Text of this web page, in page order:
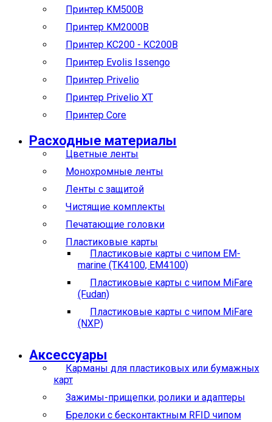
Принтер KM500B
Принтер KM2000B
Принтер KC200 - KC200B
Принтер Evolis Issengo
Принтер Privelio
Принтер Privelio XT
Принтер Core
Расходные материалы
Цветные ленты
Монохромные ленты
Ленты с защитой
Чистящие комплекты
Печатающие головки
Пластиковые карты
Пластиковые карты с чипом EM-
marine (TK4100, EM4100)
Пластиковые карты с чипом MiFare
(Fudan)
Пластиковые карты с чипом MiFare
(NXP)
Аксессуары
Карманы для пластиковых или бумажных
карт
Зажимы-прищепки, ролики и адаптеры
Брелоки с бесконтактным RFID чипом